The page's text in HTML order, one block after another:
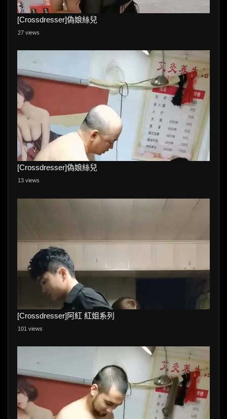
[Crossdresser]偽娘絲兒
27 views
[Crossdresser]偽娘絲兒
13 views
[Crossdresser]阿紅 紅姐系列
101 views